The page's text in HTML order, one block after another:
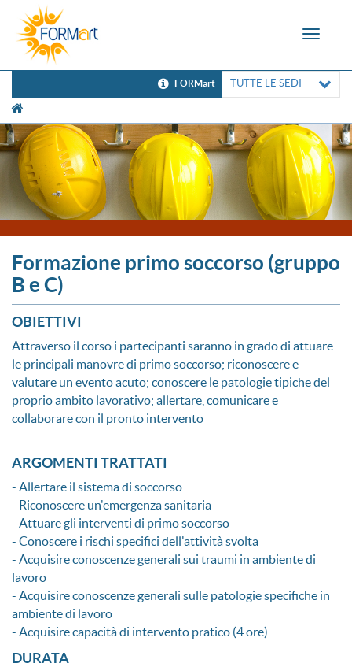
Toggle
FORMart TUTTE LE SEDI
Formazione primo soccorso (gruppo
B e C)
OBIETTIVI
Attraverso il corso i partecipanti saranno in grado di attuare
le principali manovre di primo soccorso; riconoscere e
valutare un evento acuto; conoscere le patologie tipiche del
proprio ambito lavorativo; allertare, comunicare e
collaborare con il pronto intervento
ARGOMENTI TRATTATI
- Allertare il sistema di soccorso
- Riconoscere un'emergenza sanitaria
- Attuare gli interventi di primo soccorso
- Conoscere i rischi specifici dell'attività svolta
- Acquisire conoscenze generali sui traumi in ambiente di
lavoro
- Acquisire conoscenze generali sulle patologie specifiche in
ambiente di lavoro
- Acquisire capacità di intervento pratico (4 ore)
DURATA